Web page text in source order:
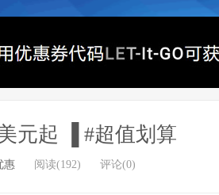
元起 ▐ #超值划算
惠 阅读(192) 评论(0)